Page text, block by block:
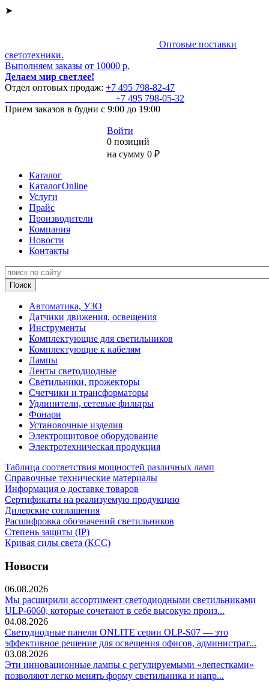
➤
Оптовые поставки
светотехники.
Выполняем заказы от 10000 р.
Делаем мир светлее!
Отдел оптовых продаж: +7 495 798-82-47
+7 495 798-05-32
Прием заказов в будни с 9:00 до 19:00
Войти
0 позиций
на сумму 0 ₽
Каталог
КаталогOnline
Услуги
Прайс
Производители
Компания
Новости
Контакты
Автоматика, УЗО
Датчики движения, освещения
Инструменты
Комплектующие для светильников
Комплектующие к кабелям
Лампы
Ленты светодиодные
Светильники, прожекторы
Счетчики и трансформаторы
Удлинители, сетевые фильтры
Фонари
Установочные изделия
Электрощитовое оборудование
Электротехническая продукция
Таблица соответствия мощностей различных ламп
Справочные технические материалы
Информация о доставке товаров
Сертификаты на реализуемую продукцию
Дилерские соглашения
Расшифровка обозначений светильников
Степень защиты (IP)
Кривая силы света (КСС)
Новости
06.08.2026
Мы расширили ассортимент светодиодными светильниками
ULP-6060, которые сочетают в себе высокую произ...
04.08.2026
Светодиодные панели ONLITE серии OLP-S07 — это
эффективное решение для освещения офисов, администрат...
03.08.2026
Эти инновационные лампы с регулируемыми «лепестками»
позволяют легко менять форму светильника и напр...